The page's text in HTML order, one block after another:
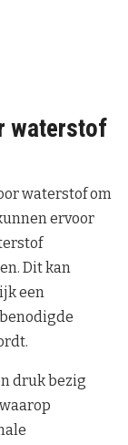
waterstof
waterstof om
ervoor
Dit kan
een
druk bezig